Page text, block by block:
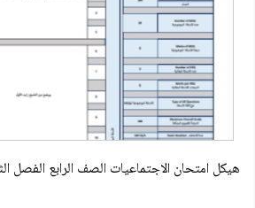
هيكل امتحان الاجتماعيات الصف الرابع الفصل الثاني